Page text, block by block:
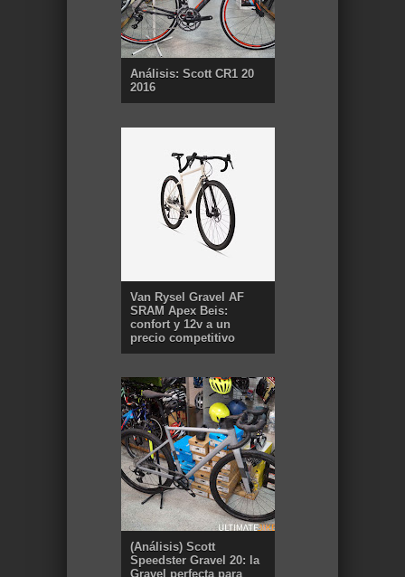
Análisis: Scott CR1 20
2016
Van Rysel Gravel AF
SRAM Apex Beis:
confort y 12v a un
precio competitivo
(Análisis) Scott
Speedster Gravel 20: la
Gravel perfecta para